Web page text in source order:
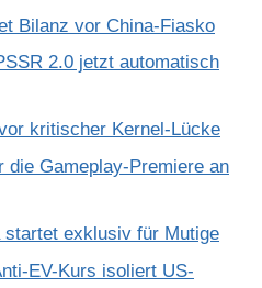
Bilanz vor China-Fiasko
2.0 jetzt automatisch
kritischer Kernel-Lücke
die Gameplay-Premiere an
startet exklusiv für Mutige
EV-Kurs isoliert US-